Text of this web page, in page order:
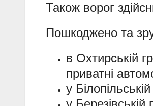
Також ворог
Пошкоджено та
в Охтирській
приватні
у